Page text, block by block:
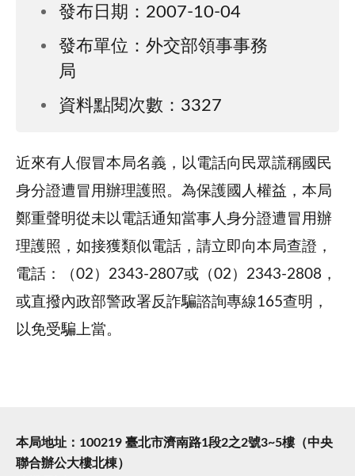
發布日期：2007-10-04
發布單位：外交部領事事務
局
資料點閱次數：3327
近來有人假冒本局名義，以電話向民眾謊稱國民
身分證遭冒用辦理護照。為保護國人權益，本局
鄭重聲明從未以電話通知當事人身分證遭冒用辦
理護照，如接獲類似電話，請立即向本局查證，
電話：（02）2343-2807或（02）2343-2808，
或直撥內政部警政署反詐騙諮詢專線165查明，
以免受騙上當。
本局地址：100219 臺北市濟南路1段2之2號3~5樓（中央
聯合辦公大樓北棟）